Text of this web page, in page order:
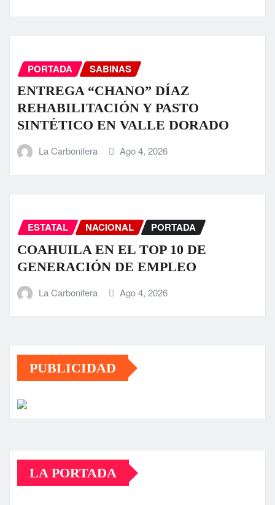
PORTADA SABINAS
ENTREGA “CHANO” DÍAZ
REHABILITACIÓN Y PASTO
SINTÉTICO EN VALLE DORADO
La Carbonifera Ago 4, 2026
ESTATAL NACIONAL PORTADA
COAHUILA EN EL TOP 10 DE
GENERACIÓN DE EMPLEO
La Carbonifera Ago 4, 2026
PUBLICIDAD
LA PORTADA